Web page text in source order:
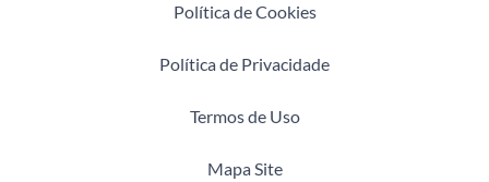
Política de Cookies
Política de Privacidade
Termos de Uso
Mapa Site